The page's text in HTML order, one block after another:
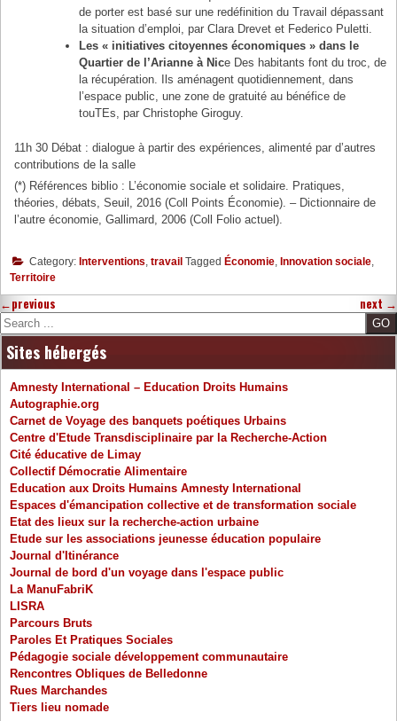
de porter est basé sur une redéfinition du Travail dépassant
la situation d’emploi, par Clara Drevet et Federico Puletti.
Les « initiatives citoyennes économiques » dans le
Quartier de l’Arianne à Nice Des habitants font du troc, de
la récupération. Ils aménagent quotidiennement, dans
l’espace public, une zone de gratuité au bénéfice de
touTEs, par Christophe Giroguy.
11h 30 Débat : dialogue à partir des expériences, alimenté par d’autres
contributions de la salle
(*) Références biblio : L’économie sociale et solidaire. Pratiques,
théories, débats, Seuil, 2016 (Coll Points Économie). – Dictionnaire de
l’autre économie, Gallimard, 2006 (Coll Folio actuel).
Category: Interventions, travail Tagged Économie, Innovation sociale,
Territoire
←previous next →
Search
Sites hébergés
Amnesty International – Education Droits Humains
Autographie.org
Carnet de Voyage des banquets poétiques Urbains
Centre d'Etude Transdisciplinaire par la Recherche-Action
Cité éducative de Limay
Collectif Démocratie Alimentaire
Education aux Droits Humains Amnesty International
Espaces d'émancipation collective et de transformation sociale
Etat des lieux sur la recherche-action urbaine
Etude sur les associations jeunesse éducation populaire
Journal d'Itinérance
Journal de bord d'un voyage dans l'espace public
La ManuFabriK
LISRA
Parcours Bruts
Paroles Et Pratiques Sociales
Pédagogie sociale développement communautaire
Rencontres Obliques de Belledonne
Rues Marchandes
Tiers lieu nomade